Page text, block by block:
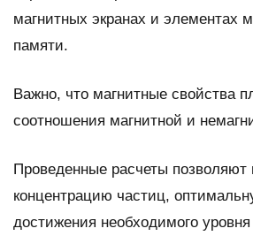
магнитных экранах и элементах
памяти.
Важно, что магнитные свойства
соотношения магнитной и
Проведенные расчеты позволяют
концентрацию частиц,
достижения необходимого уровня